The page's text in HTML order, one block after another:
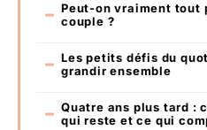
Peut-on vraiment tout
couple ?
Les petits défis du
grandir ensemble
Quatre ans plus tard :
qui reste et ce qui